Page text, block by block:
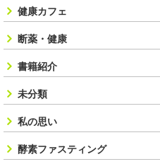
健康カフェ
断薬・健康
書籍紹介
未分類
私の思い
酵素ファスティング